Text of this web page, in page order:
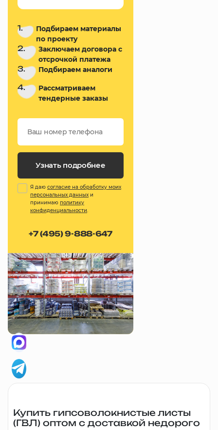
1.
Подбираем материалы
по проекту
2.
Заключаем договора с
отсрочкой платежа
3. Подбираем аналоги
4.
Рассматриваем
тендерные заказы
Узнать подробнее
Я даю согласие на обработку моих
персональных данных и
принимаю политику
конфиденциальности.
+7 (495) 9-888-647
Купить гипсоволокнистые листы
(ГВЛ) оптом с доставкой недорого